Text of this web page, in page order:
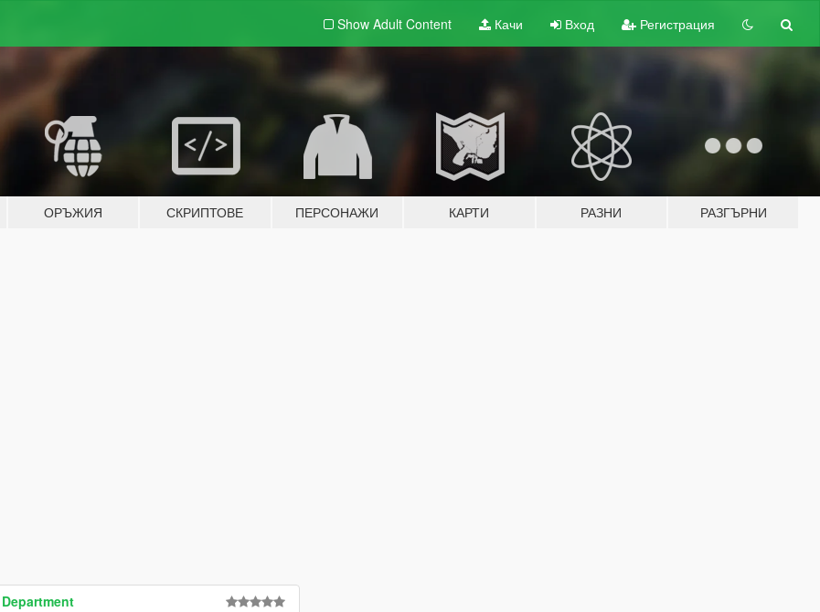
Show Adult Content Качи Вход Регистрация
ОРЪЖИЯ СКРИПТОВЕ ПЕРСОНАЖИ КАРТИ РАЗНИ РАЗГЪРНИ